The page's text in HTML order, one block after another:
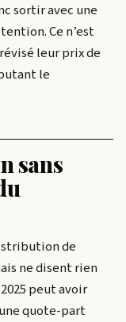
sortir avec une
Ce n’est
leur prix de
le
sans
de
ne disent rien
peut avoir
quote-part